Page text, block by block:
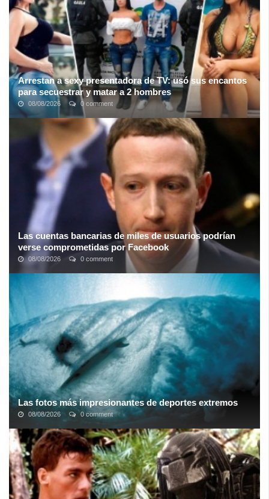
Arrestan a sexy presentadora de TV: usó sus encantos
para secuestrar y matar a 2 hombres
08/08/2026 0 comment
En ocasiones el diablo se disfraza de ángel, y parece que esta
historia lo confirma… La presentadora de televisión en Colombia, y
considerada una de ...
Las cuentas bancarias de miles de usuarios podrían
verse comprometidas por Facebook
08/08/2026 0 comment
Hace pocos meses Mark Zuckerberg, CEO de Facebook, reveló
un ataque de piratería comprometió los datos personales de
millones de sus usuarios. ...
Las fotos más impresionantes de deportes extremos
08/08/2026 0 comment
Hay alguna cosa atrayente en la combinación de deseo y miedo.
Los deportes de aventura se pueden plantear desde un reto
personal, la superación ...